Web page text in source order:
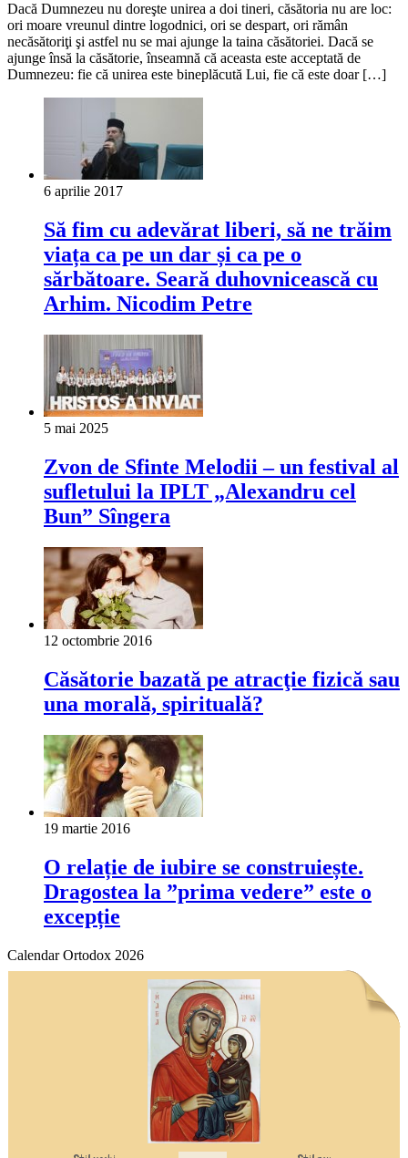
Dacă Dumnezeu nu doreşte unirea a doi tineri, căsătoria nu are loc:
ori moare vreunul dintre logodnici, ori se des­part, ori rămân
necăsătoriţi şi astfel nu se mai ajunge la taina căsătoriei. Dacă se
ajunge însă la căsătorie, înseamnă că aceasta este acceptată de
Dumnezeu: fie că unirea este bineplăcută Lui, fie că este doar […]
6 aprilie 2017
Să fim cu adevărat liberi, să ne trăim
viața ca pe un dar și ca pe o
sărbătoare. Seară duhovnicească cu
Arhim. Nicodim Petre
5 mai 2025
Zvon de Sfinte Melodii – un festival al
sufletului la IPLT „Alexandru cel
Bun” Sîngera
12 octombrie 2016
Căsătorie bazată pe atracţie fizică sau
una morală, spirituală?
19 martie 2016
O relație de iubire se construiește.
Dragostea la ”prima vedere” este o
excepție
Calendar Ortodox 2026